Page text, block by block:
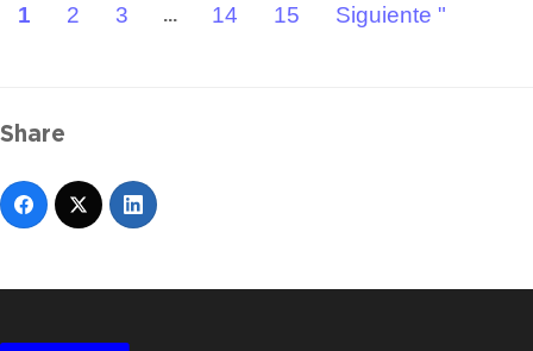
1 2 3 ... 14 15 Siguiente "
Share